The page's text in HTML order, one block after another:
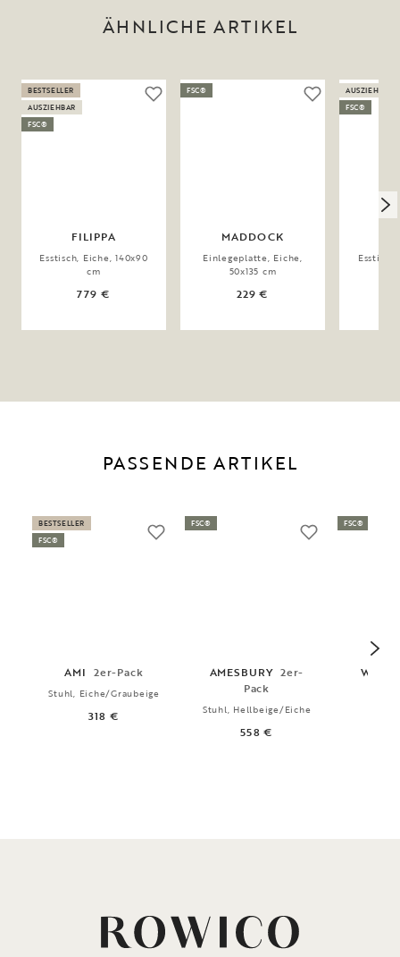
ÄHNLICHE ARTIKEL
FILIPPA
Esstisch, Eiche, 140x90
cm
779 €
BESTSELLER
AUSZIEHBAR
FSC®
MADDOCK
Einlegeplatte, Eiche,
50x135 cm
229 €
FSC®
AUSZIEHBAR
FSC®
PASSENDE ARTIKEL
AMI 2er-Pack
Stuhl, Eiche/Graubeige
318 €
BESTSELLER
FSC®
AMESBURY 2er-
Pack
Stuhl, Hellbeige/Eiche
558 €
FSC® FSC®